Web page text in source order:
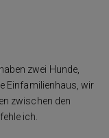
zwei Hunde,
Einfamilienhaus, wir
zwischen den
ich.